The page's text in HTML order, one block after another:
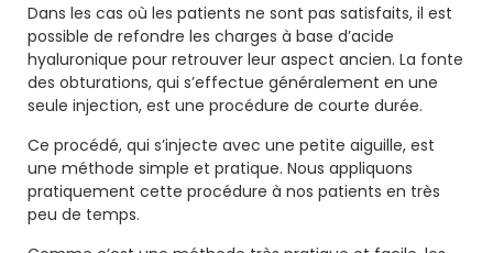
Dans les cas où les patients ne sont pas satisfaits, il est
possible de refondre les charges à base d’acide
hyaluronique pour retrouver leur aspect ancien. La fonte
des obturations, qui s’effectue généralement en une
seule injection, est une procédure de courte durée.
Ce procédé, qui s’injecte avec une petite aiguille, est
une méthode simple et pratique. Nous appliquons
pratiquement cette procédure à nos patients en très
peu de temps.